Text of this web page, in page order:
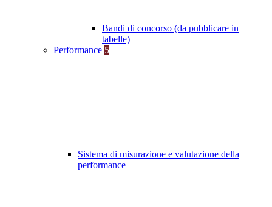
Bandi di concorso (da pubblicare in
tabelle)
Performance 5
Sistema di misurazione e valutazione della
performance